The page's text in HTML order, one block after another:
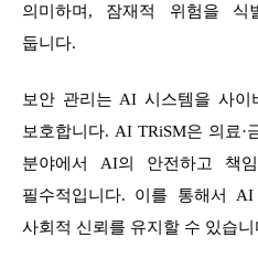
의미하며, 잠재적 위험을 식
둡니다.
보안 관리는 AI 시스템을 사이
보호합니다. AI TRiSM은 의료·
분야에서 AI의 안전하고 책
필수적입니다. 이를 통해서
사회적 신뢰를 유지할 수 있습니